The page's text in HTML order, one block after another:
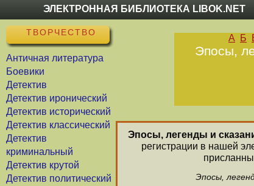
ЭЛЕКТРОННАЯ БИБЛИОТЕКА LIBOK.NET
ТВОРЧЕСТВО
Античная литература
Боевики
Детектив
Детектив иронический
Детектив исторический
Детектив классический
Детектив
криминальный
Детектив крутой
Детектив политический
А Б
Эпосы,
Эпосы, легенды и
регистрации в нашей
Эпосы,